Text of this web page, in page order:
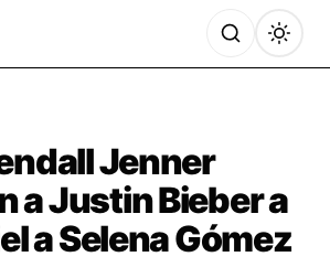
Jenner
a Justin Bieber a
a Selena Gómez